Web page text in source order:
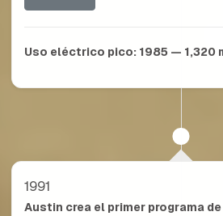
Uso eléctrico pico: 1985 — 1,320
1991
Austin crea el primer programa